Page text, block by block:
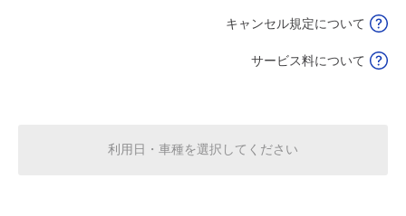
¥500
空き1
キャンセル規定について
サービス料について
利用日・車種を選択してください